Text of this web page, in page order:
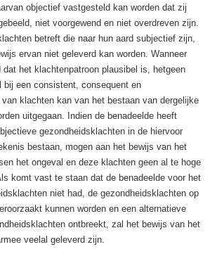
objectief vastgesteld kan worden dat zij
niet voorgewend en niet overdreven zijn.
betreft die naar hun aard subjectief zijn,
ervan niet geleverd kan worden. Wanneer
het klachtenpatroon plausibel is, hetgeen
bij een consistent, consequent en
klachten kan van het bestaan van dergelijke
uitgegaan. Indien de benadeelde heeft
gezondheidsklachten in de hiervoor
bestaan, mogen aan het bewijs van het
het ongeval en deze klachten geen al te hoge
komt vast te staan dat de benadeelde voor het
niet had, de gezondheidsklachten op
kunnen worden en een alternatieve
ontbreekt, zal het bewijs van het
veelal geleverd zijn.